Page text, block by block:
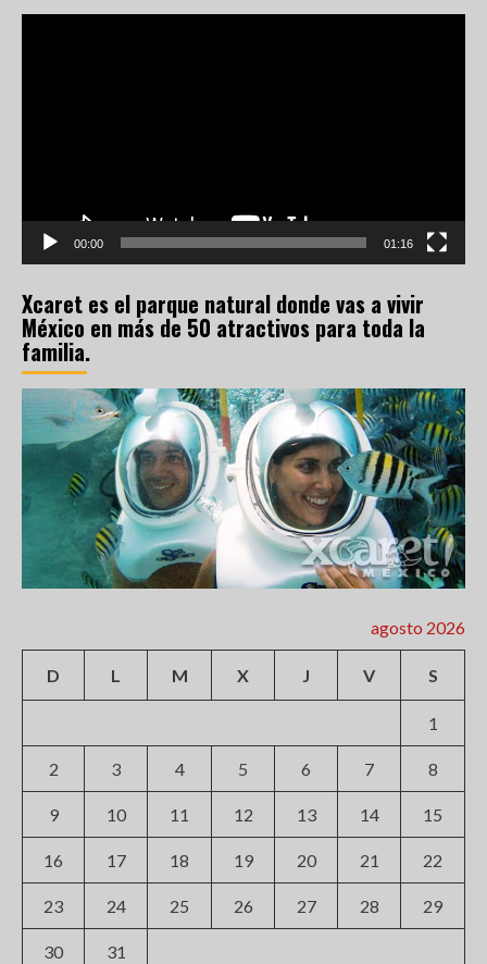
00:00 01:16
Xcaret es el parque natural donde vas a vivir
México en más de 50 atractivos para toda la
familia.
agosto 2026
D L M X J V S
1
2 3 4 5 6 7 8
9 10 11 12 13 14 15
16 17 18 19 20 21 22
23 24 25 26 27 28 29
30 31